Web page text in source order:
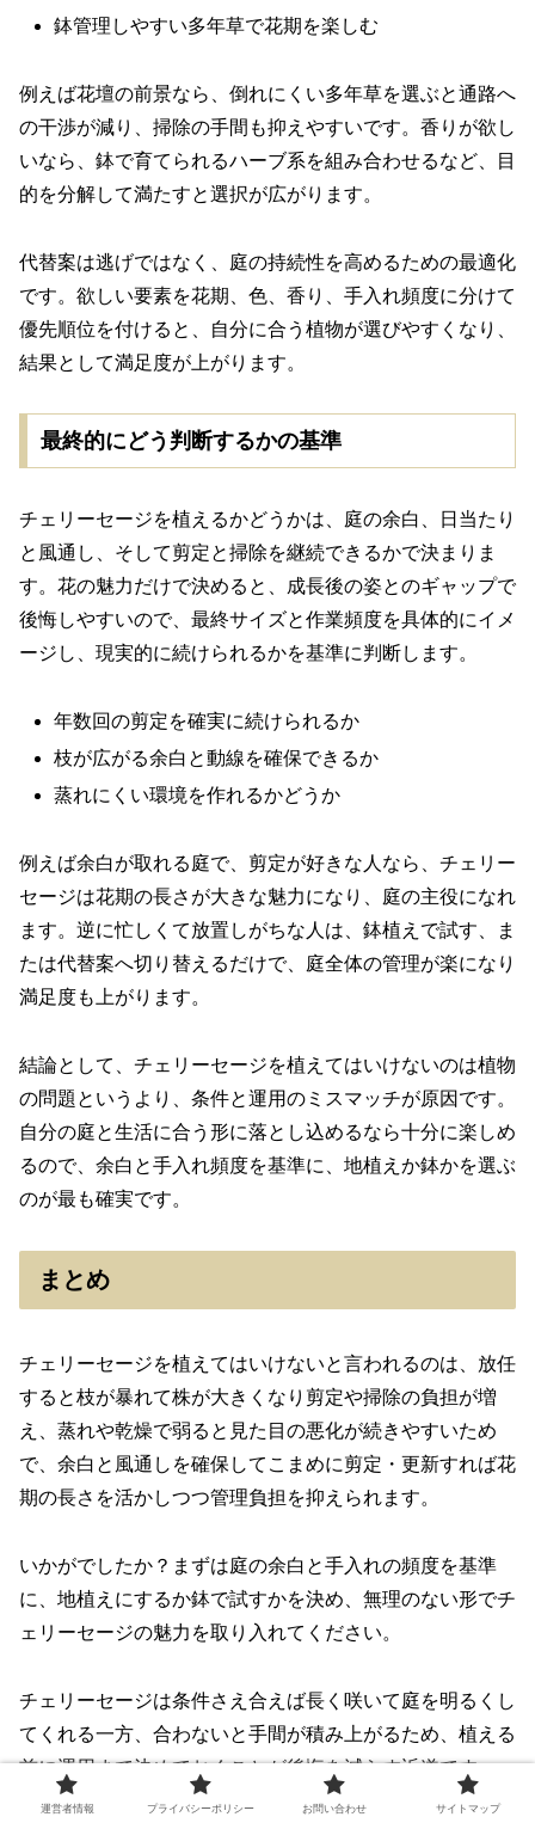
鉢管理しやすい多年草で花期を楽しむ
例えば花壇の前景なら、倒れにくい多年草を選ぶと通路へ
の干渉が減り、掃除の手間も抑えやすいです。香りが欲し
いなら、鉢で育てられるハーブ系を組み合わせるなど、目
的を分解して満たすと選択が広がります。
代替案は逃げではなく、庭の持続性を高めるための最適化
です。欲しい要素を花期、色、香り、手入れ頻度に分けて
優先順位を付けると、自分に合う植物が選びやすくなり、
結果として満足度が上がります。
最終的にどう判断するかの基準
チェリーセージを植えるかどうかは、庭の余白、日当たり
と風通し、そして剪定と掃除を継続できるかで決まりま
す。花の魅力だけで決めると、成長後の姿とのギャップで
後悔しやすいので、最終サイズと作業頻度を具体的にイメ
ージし、現実的に続けられるかを基準に判断します。
年数回の剪定を確実に続けられるか
枝が広がる余白と動線を確保できるか
蒸れにくい環境を作れるかどうか
例えば余白が取れる庭で、剪定が好きな人なら、チェリー
セージは花期の長さが大きな魅力になり、庭の主役になれ
ます。逆に忙しくて放置しがちな人は、鉢植えで試す、ま
たは代替案へ切り替えるだけで、庭全体の管理が楽になり
満足度も上がります。
結論として、チェリーセージを植えてはいけないのは植物
の問題というより、条件と運用のミスマッチが原因です。
自分の庭と生活に合う形に落とし込めるなら十分に楽しめ
るので、余白と手入れ頻度を基準に、地植えか鉢かを選ぶ
のが最も確実です。
まとめ
チェリーセージを植えてはいけないと言われるのは、放任
すると枝が暴れて株が大きくなり剪定や掃除の負担が増
え、蒸れや乾燥で弱ると見た目の悪化が続きやすいため
で、余白と風通しを確保してこまめに剪定・更新すれば花
期の長さを活かしつつ管理負担を抑えられます。
いかがでしたか？まずは庭の余白と手入れの頻度を基準
に、地植えにするか鉢で試すかを決め、無理のない形でチ
ェリーセージの魅力を取り入れてください。
チェリーセージは条件さえ合えば長く咲いて庭を明るくし
てくれる一方、合わないと手間が積み上がるため、植える
前に運用まで決めておくことが後悔を減らす近道です。
運営者情報 プライバシーポリシー お問い合わせ サイトマップ